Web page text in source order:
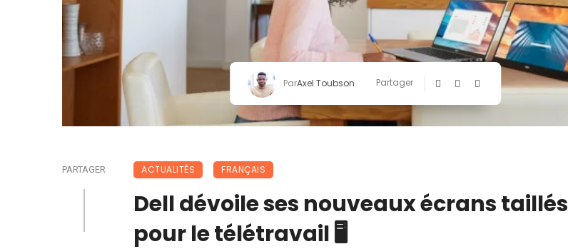
ParAxel Toubson Partager
PARTAGER ACTUALITÉS FRANÇAIS
Dell dévoile ses nouveaux écrans taillés
pour le télétravail 🖥